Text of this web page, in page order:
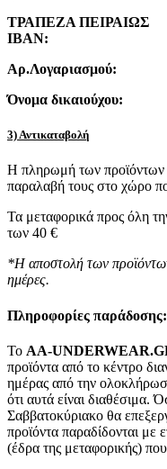
ΤΡΑΠΕΖΑ ΠΕΙΡΑΙΩΣ
IBAN:
Αρ.Λογαριασμού:
Όνομα δικαιούχου:
3) Αντικαταβολή
Η πληρωμή των προϊόντων
παραλαβή τους στο χώρο
Τα μεταφορικά προς όλη
των 40 €
*Η αποστολή των
ημέρες.
Πληροφορίες παράδοσης:
To AA-
προϊόντα από το κέντρο
ημέρας από την
ότι αυτά είναι διαθέσιμα.
Σαββατοκύριακο θα
προϊόντα παραδίδονται με
(έδρα της μεταφορικής) που